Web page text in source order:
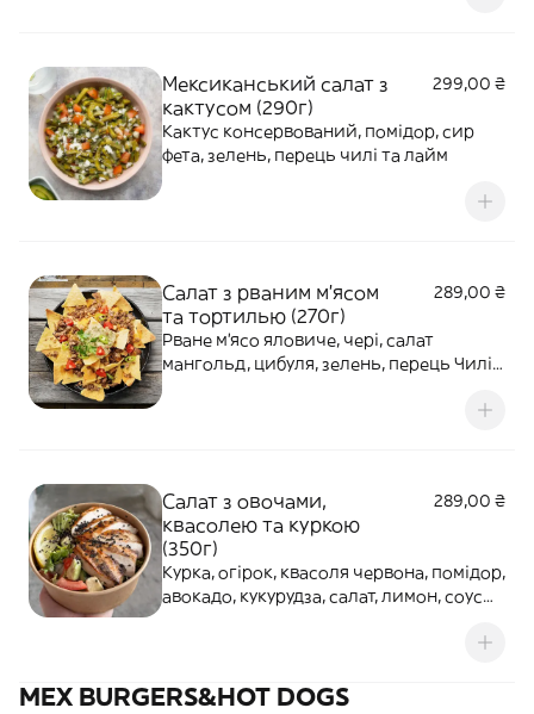
Мексиканський салат з
кактусом (290г)
299,00 ₴
Кактус консервований, помідор, сир
фета, зелень, перець чилі та лайм
Салат з рваним м'ясом
та тортилью (270г)
289,00 ₴
Рване м'ясо яловиче, чері, салат
мангольд, цибуля, зелень, перець Чилі,
Салат з овочами,
квасолею та куркою
(350г)
289,00 ₴
Курка, огірок, квасоля червона, помідор,
авокадо, кукурудза, салат, лимон, соус
MEX BURGERS&HOT DOGS